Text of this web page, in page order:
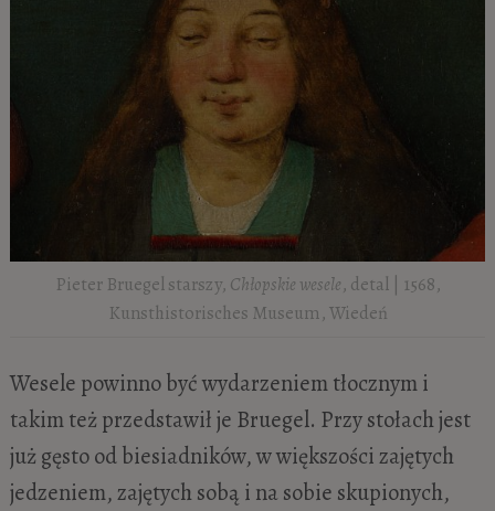
Pieter Bruegel starszy, Chłopskie wesele, detal | 1568,
Kunsthistorisches Museum, Wiedeń
Wesele powinno być wydarzeniem tłocznym i
takim też przedstawił je Bruegel. Przy stołach jest
już gęsto od biesiadników, w większości zajętych
jedzeniem, zajętych sobą i na sobie skupionych,